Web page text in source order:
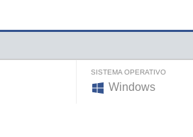
SISTEMA OPERATIVO
Windows